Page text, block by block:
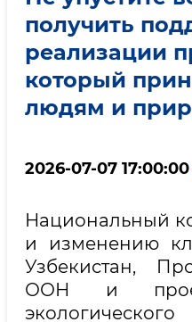
получить
реализации
который
людям и
2026-07-07 17:00:00
Национальный
и изменению
Узбекистан,
ООН и